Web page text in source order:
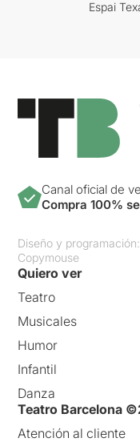
Espai
Canal oficial de
Compra 100%
Diseño y programación:
Copymouse
Quiero ver
Teatro
Musicales
Humor
Infantil
Danza
Teatro Barcelona
Atención al cliente